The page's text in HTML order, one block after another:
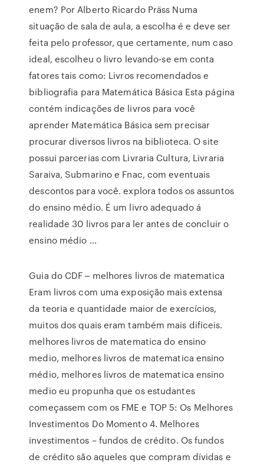
enem? Por Alberto Ricardo Präss Numa
situação de sala de aula, a escolha é e deve ser
feita pelo professor, que certamente, num caso
ideal, escolheu o livro levando-se em conta
fatores tais como: Livros recomendados e
bibliografia para Matemática Básica Esta página
contém indicações de livros para você
aprender Matemática Básica sem precisar
procurar diversos livros na biblioteca. O site
possui parcerias com Livraria Cultura, Livraria
Saraiva, Submarino e Fnac, com eventuais
descontos para você. explora todos os assuntos
do ensino médio. É um livro adequado á
realidade 30 livros para ler antes de concluir o
ensino médio ...
Guia do CDF ‒ melhores livros de matematica
Eram livros com uma exposição mais extensa
da teoria e quantidade maior de exercícios,
muitos dos quais eram também mais difíceis.
melhores livros de matematica do ensino
medio, melhores livros de matematica ensino
médio, melhores livros de matematica ensino
medio eu propunha que os estudantes
começassem com os FME e TOP 5: Os Melhores
Investimentos Do Momento 4. Melhores
investimentos – fundos de crédito. Os fundos
de crédito são aqueles que compram dívidas e